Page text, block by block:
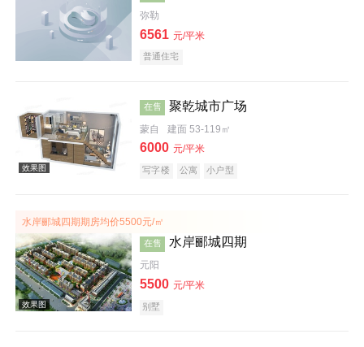
弥勒
6561 元/平米
普通住宅
在售 聚乾城市广场
蒙自 建面 53-119㎡
6000 元/平米
写字楼 公寓 小户型
水岸郦城四期期房均价5500元/㎡
在售 水岸郦城四期
元阳
5500 元/平米
别墅